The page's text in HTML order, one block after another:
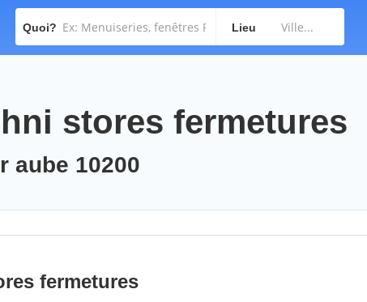
Quoi? Lieu
stores fermetures
aube 10200
fermetures